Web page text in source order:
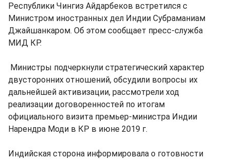
Республики Чингиз Айдарбеков встретился с
Министром иностранных дел Индии Субраманиам
Джайшанкаром. Об этом сообщает пресс-служба
МИД КР.
Министры подчеркнули стратегический характер
двусторонних отношений, обсудили вопросы их
дальнейшей активизации, рассмотрели ход
реализации договоренностей по итогам
официального визита премьер-министра Индии
Нарендра Моди в КР в июне 2019 г.
Индийская сторона информировала о готовности